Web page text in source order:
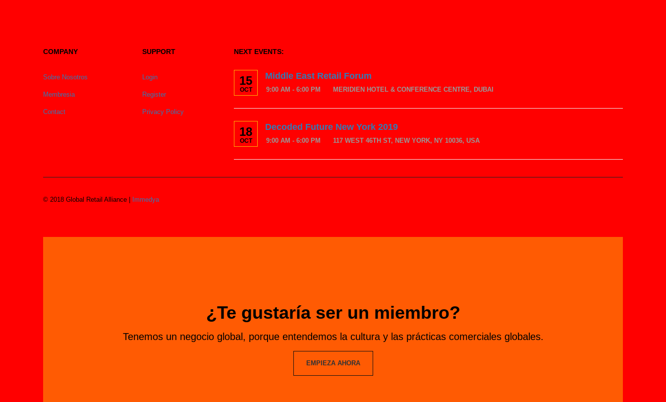
COMPANY
Sobre Nosotros
Membresia
Contact
SUPPORT
Login
Register
Privacy Policy
NEXT EVENTS:
15
OCT
Middle East Retail Forum
9:00 AM - 6:00 PM MERIDIEN HOTEL & CONFERENCE CENTRE, DUBAI
18
OCT
Decoded Future New York 2019
9:00 AM - 6:00 PM 117 WEST 46TH ST, NEW YORK, NY 10036, USA
© 2018 Global Retail Alliance | Immedya
¿Te gustaría ser un miembro?
Tenemos un negocio global, porque entendemos la cultura y las prácticas comerciales globales.
EMPIEZA AHORA